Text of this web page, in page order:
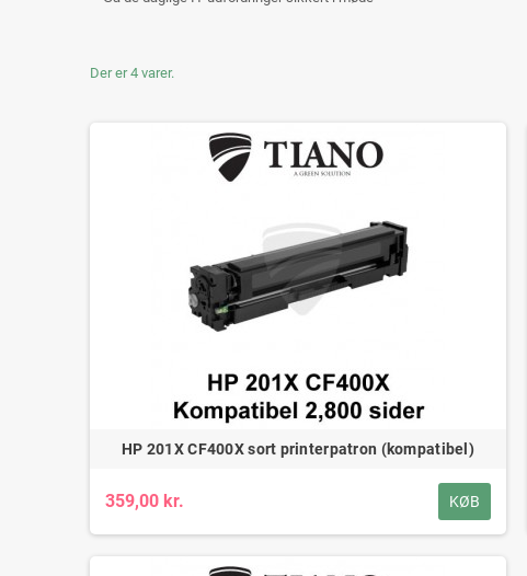
Der er 4 varer.
HP 201X CF400X sort printerpatron (kompatibel)
359,00 kr. KØB